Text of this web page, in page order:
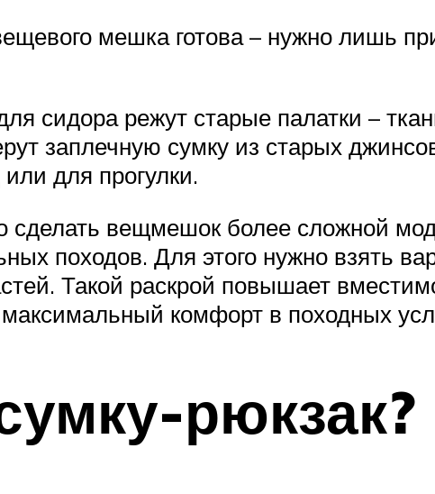
мешка готова – нужно лишь
сидора режут старые палатки –
заплечную сумку из старых
для прогулки.
вещмешок более сложной
походов. Для этого нужно взять
Такой раскрой повышает
комфорт в походных
рюкзак?